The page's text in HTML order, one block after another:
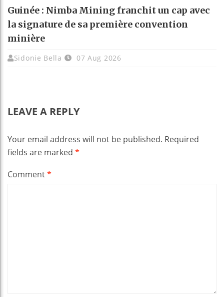
Guinée : Nimba Mining franchit un cap avec
la signature de sa première convention
minière
Sidonie Bella 07 Aug 2026
LEAVE A REPLY
Your email address will not be published. Required
fields are marked *
Comment*